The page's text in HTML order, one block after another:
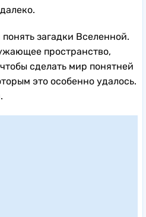
загадки Вселенной.
пространство,
сделать мир понятней
это особенно удалось.